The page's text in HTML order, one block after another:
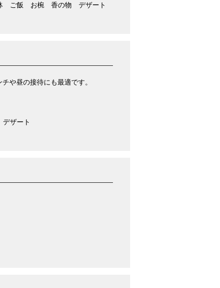
ご飯 お椀 香の物 デザート
や昼の接待にも最適です。
ザート